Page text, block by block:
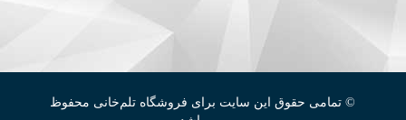
© تمامی حقوق این سایت برای فروشگاه تلم‌خانی محفوظ